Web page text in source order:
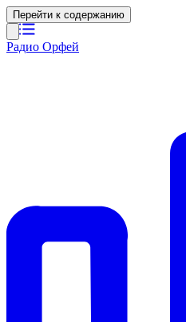
Перейти к содержанию
Радио Орфей